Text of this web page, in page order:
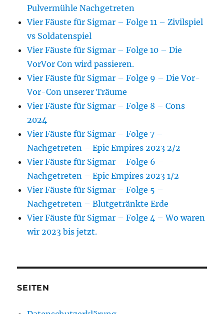
Pulvermühle Nachgetreten
Vier Fäuste für Sigmar – Folge 11 – Zivilspiel
vs Soldatenspiel
Vier Fäuste für Sigmar – Folge 10 – Die
VorVor Con wird passieren.
Vier Fäuste für Sigmar – Folge 9 – Die Vor-
Vor-Con unserer Träume
Vier Fäuste für Sigmar – Folge 8 – Cons
2024
Vier Fäuste für Sigmar – Folge 7 –
Nachgetreten – Epic Empires 2023 2/2
Vier Fäuste für Sigmar – Folge 6 –
Nachgetreten – Epic Empires 2023 1/2
Vier Fäuste für Sigmar – Folge 5 –
Nachgetreten – Blutgetränkte Erde
Vier Fäuste für Sigmar – Folge 4 – Wo waren
wir 2023 bis jetzt.
SEITEN